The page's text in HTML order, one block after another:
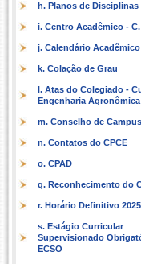
h. Planos de Disciplinas
i. Centro Acadêmico -
j. Calendário Acadêmico
k. Colação de Grau
l. Atas do Colegiado -
Engenharia Agronômica
m. Conselho de Campus
n. Contatos do CPCE
o. CPAD
q. Reconhecimento do
r. Horário Definitivo
s. Estágio Curricular
Supervisionado
ECSO